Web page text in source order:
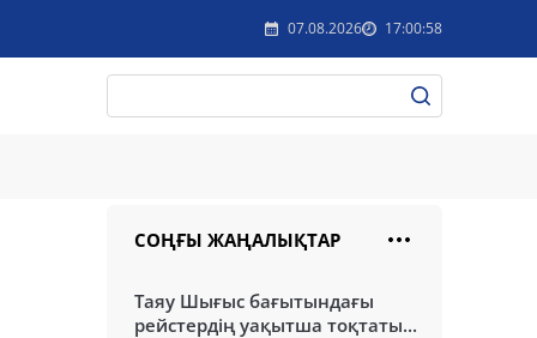
07.08.2026 17:00:58
СОҢҒЫ ЖАҢАЛЫҚТАР
Таяу Шығыс бағытындағы
рейстердің уақытша тоқтаты...